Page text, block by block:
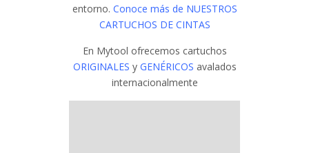
entorno. Conoce más de NUESTROS
CARTUCHOS DE CINTAS
En Mytool ofrecemos cartuchos
ORIGINALES y GENÉRICOS avalados
internacionalmente